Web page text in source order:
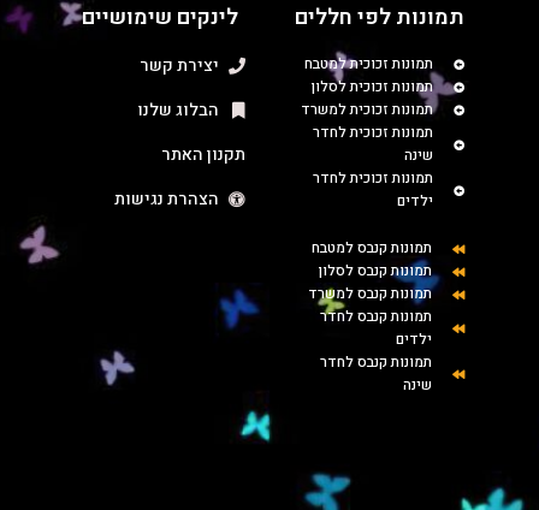
תמונות לפי חללים
תמונות זכוכית למטבח
תמונות זכוכית לסלון
תמונות זכוכית למשרד
תמונות זכוכית לחדר
שינה
תמונות זכוכית לחדר
ילדים
תמונות קנבס למטבח
תמונות קנבס לסלון
תמונות קנבס למשרד
תמונות קנבס לחדר
ילדים
תמונות קנבס לחדר
שינה
לינקים שימושיים
יצירת קשר
הבלוג שלנו
תקנון האתר
הצהרת נגישות